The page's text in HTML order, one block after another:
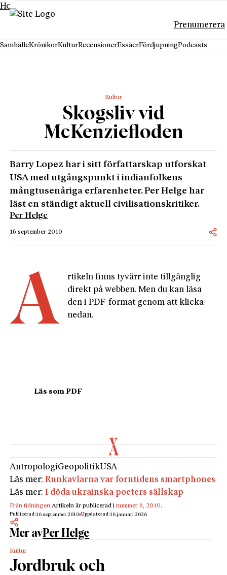
Hoppa till innehåll
Prenumerera
SamhälleKrönikorKulturRecensionerEssäerFördjupningPodcasts
Kultur
Skogsliv vid
McKenziefloden
Barry Lopez har i sitt författarskap utforskat
USA med utgångspunkt i indianfolkens
mångtusenåriga erfarenheter. Per Helge har
läst en ständigt aktuell civilisationskritiker.
Per Helge
16 september 2010
A
rtikeln finns tyvärr inte tillgänglig
direkt på webben. Men du kan läsa
den i PDF-format genom att klicka
nedan.
AntropologiGeopolitikUSA
Läs mer:Runkavlarna var forntidens smartphones
Läs mer:I döda ukrainska poeters sällskap
Från tidningen:Artikeln är publicerad inummer 6, 2010.
Publicerad:16 september 2010 Uppdaterad:16 januari 2026
Mer avPer Helge
Kultur
Jordbruk och